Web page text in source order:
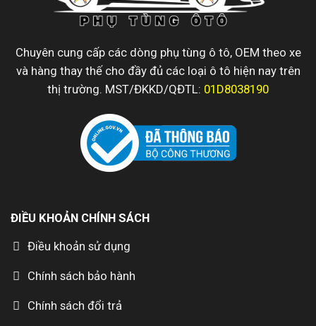
Chuyên cung cấp các dòng phụ tùng ô tô, OEM theo xe
và hàng thay thế cho đầy đủ các loại ô tô hiện nay trên
thị trường. MST/ĐKKD/QĐTL: 01D8038190
ĐIỀU KHOẢN CHÍNH SÁCH
Điều khoản sử dụng
Chính sách bảo hành
Chính sách đổi trả